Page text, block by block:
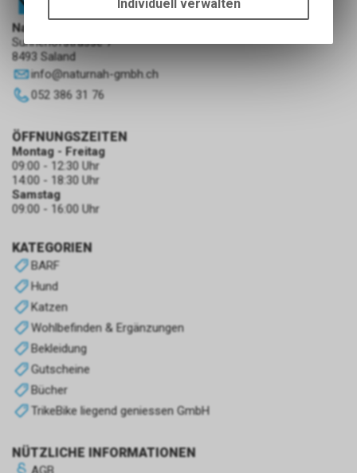
NaturNah GmbH
Sunnehofstrasse 7
8493 Saland
info@naturnah-gmbh.ch
052 386 31 76
KATEGORIEN
BARF
Hund
Katzen
Wohlbefinden & Ergänzungen
Bekleidung
Gutscheine
Bücher
TrikeBike liegend geniessen GmbH
NÜTZLICHE INFORMATIONEN
ÖFFNUNGSZEITEN
Montag - Freitag
09:00 - 12:30 Uhr
14:00 - 18:30 Uhr
Samstag
09:00 - 16:00 Uhr
Funktionen unseres Online-
ermöglichen. Bitte beachten Sie,
dass die gespeicherten Daten
Individuell verwalten